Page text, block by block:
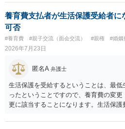
押さえ、元夫名義の車の差し押さえ競
きなかった場合は、公正証書の原本は
ても取れなくても、執行裁判所に原本
す。 ＞他の弁護士さんに再度依頼でき
だ、取れなかった場合に取り立て訴訟等
護士に頼む必要は無いでしょう。 以上、
養育費支払者が生活保護受給者に
可否
#養育費 #親子交流（面会交流） #親権 #婚姻
2026年7月23日
匿名A 弁護士
生活保護を受給するということは、最
ったということですので、養育費の変
更に該当することになります。生活保
支払った場合に返還請求権が認められ